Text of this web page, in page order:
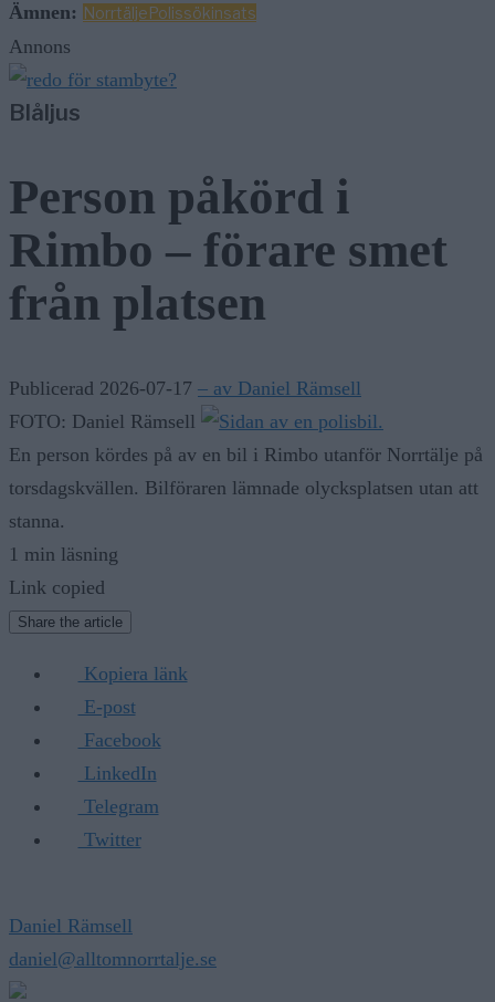
Ämnen: NorrtäljePolissökinsats
Annons
Blåljus
Person påkörd i
Rimbo – förare smet
från platsen
Publicerad 2026-07-17 – av Daniel Rämsell
FOTO: Daniel Rämsell
En person kördes på av en bil i Rimbo utanför Norrtälje på
torsdagskvällen. Bilföraren lämnade olycksplatsen utan att
stanna.
1 min läsning
Link copied
Share the article
Kopiera länk
E-post
Facebook
LinkedIn
Telegram
Twitter
Daniel Rämsell
daniel@alltomnorrtalje.se